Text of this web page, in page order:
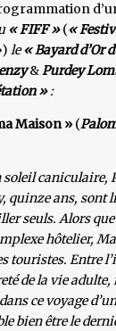
« FIFF »(«
)le« Bayard d’Or
&Purdey
»:
Maison » (
soleil caniculaire,
quinze ans, sont
seuls. Alors
hôtelier,
touristes. Entre
de la vie
ce voyage
bien être le